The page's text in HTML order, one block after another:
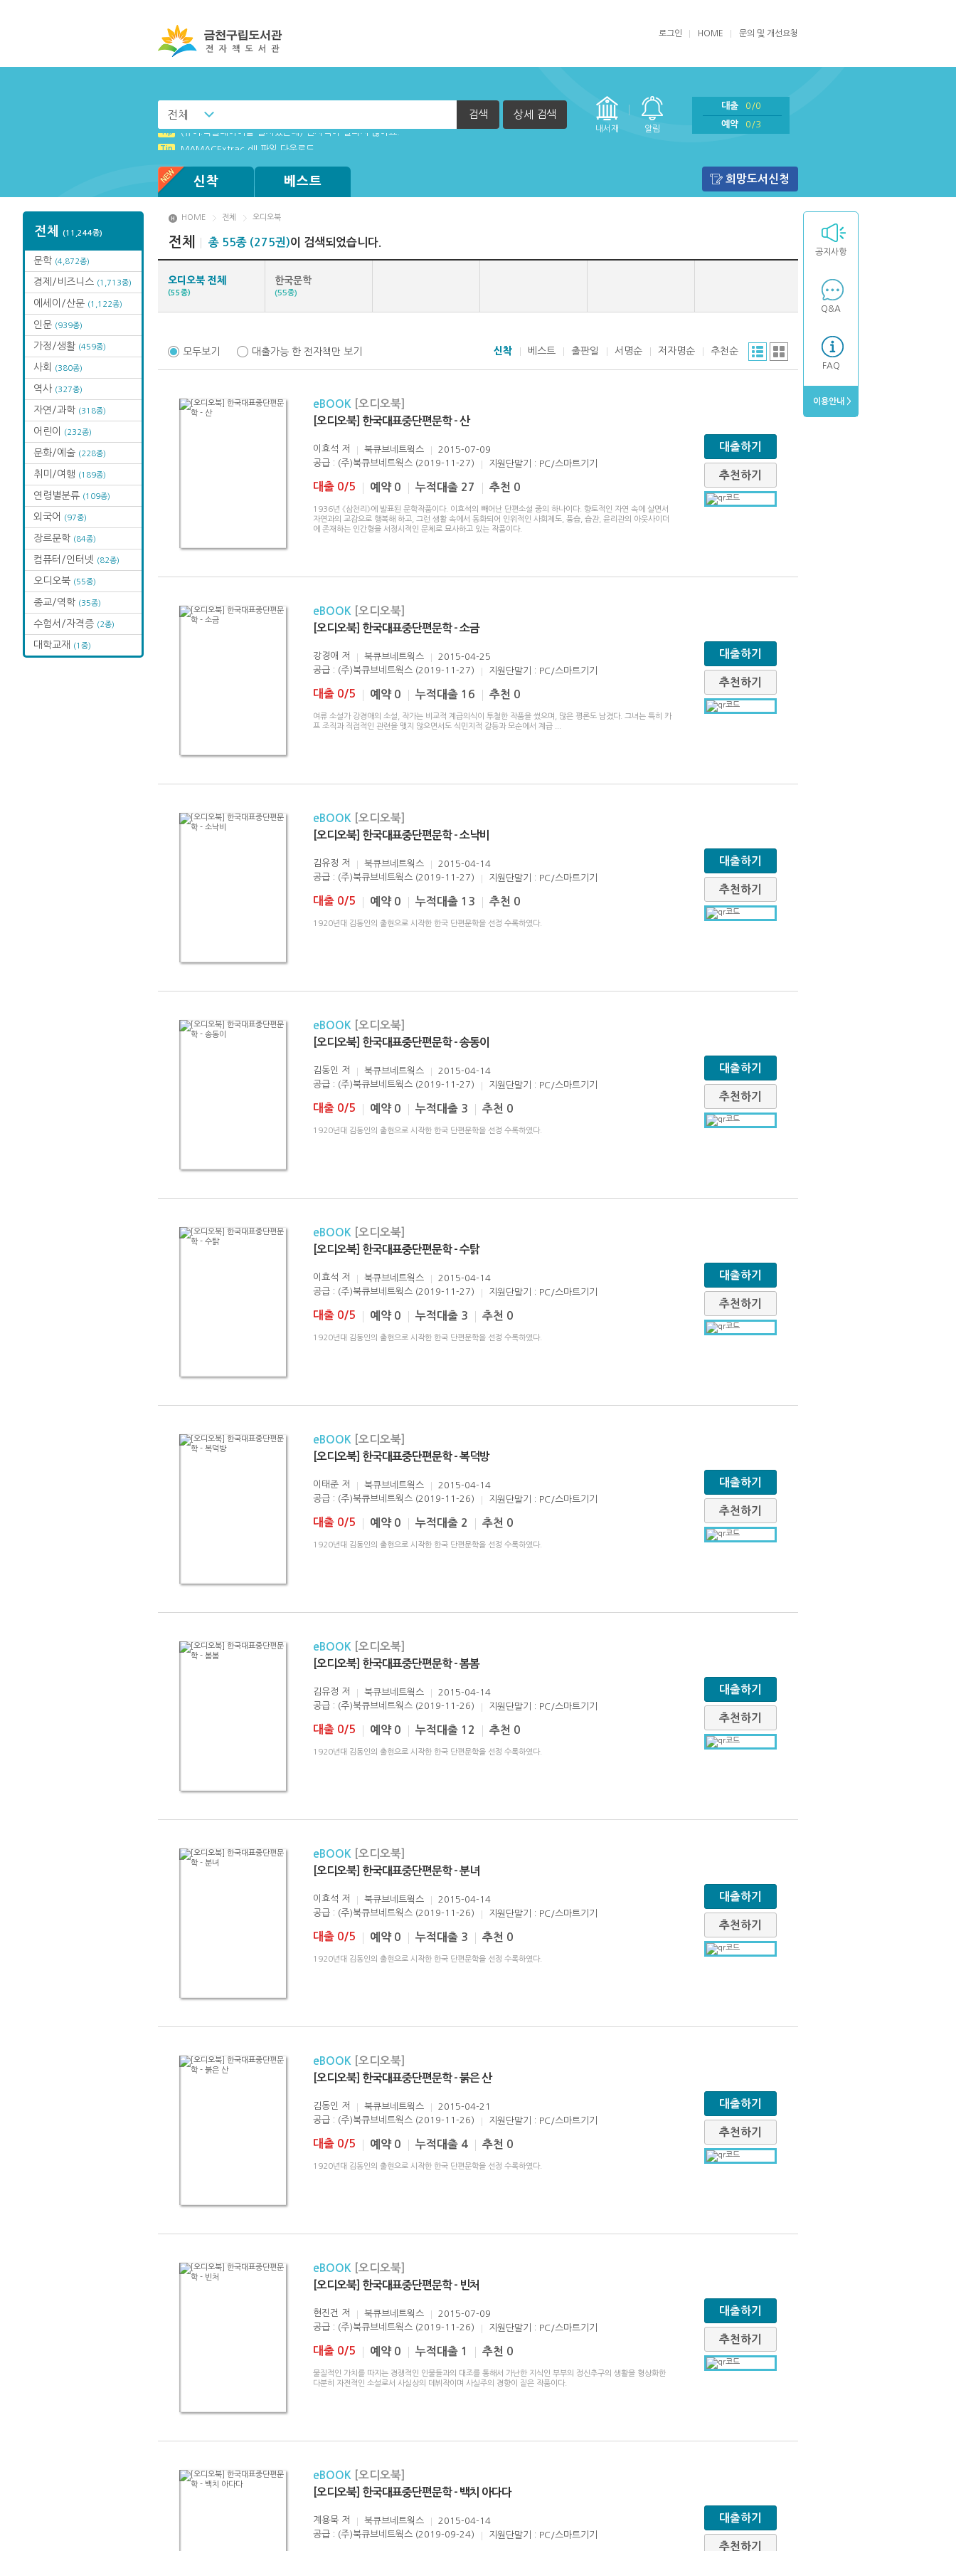
로그인 HOME 문의 및 개선요청
전체 검색 상세 검색
내서재 알림
대출
0/0
예약
0/3
신착 베스트 희망도서신청
전체 (11,244종)
문학 (4,872종)
경제/비즈니스 (1,713종)
에세이/산문 (1,122종)
인문 (939종)
가정/생활 (459종)
사회 (380종)
역사 (327종)
자연/과학 (318종)
어린이 (232종)
문화/예술 (228종)
취미/여행 (189종)
연령별분류 (109종)
외국어 (97종)
장르문학 (84종)
컴퓨터/인터넷 (82종)
오디오북 (55종)
종교/역학 (35종)
수험서/자격증 (2종)
대학교재 (1종)
공지사항
Q&A
FAQ
이용안내 >
HOME 전체 오디오북
전체 총 55종 (275권)이 검색되었습니다.
오디오북 전체
(55종)
한국문학
(55종)
모두보기 대출가능 한 전자책만 보기 신착 베스트 출판일 서명순 저자명순 추천순
eBOOK
[오디오북]
[오디오북] 한국대표중단편문학 - 산
이효석 저 북큐브네트웍스
2015-07-09
공급 : (주)북큐브네트웍스 (2019-11-27)
지원단말기 : PC/스마트기기
대출 0/5 예약 0 누적대출 27 추천 0
1936년 《삼천리》에 발표된 문학작품이다. 이효석의 빼어난 단편소설 중의 하나이다. 향토적인 자연 속에 살면서
자연과의 교감으로 행복해 하고, 그런 생활 속에서 동화되어 인위적인 사회제도, 풍습, 습관, 윤리관의 아웃사이더
에 존재하는 인간형을 서정시적인 문체로 묘사하고 있는 작품이다.
대출하기
추천하기
eBOOK
[오디오북]
[오디오북] 한국대표중단편문학 - 소금
강경애 저 북큐브네트웍스
2015-04-25
공급 : (주)북큐브네트웍스 (2019-11-27)
지원단말기 : PC/스마트기기
대출 0/5 예약 0 누적대출 16 추천 0
여류 소설가 강경애의 소설, 작가는 비교적 계급의식이 투철한 작품을 썼으며, 많은 평론도 남겼다. 그녀는 특히 카
프 조직과 직접적인 관련을 맺지 않으면서도 식민지적 갈등과 모순에서 계급
대출하기
추천하기
eBOOK
[오디오북]
[오디오북] 한국대표중단편문학 - 소낙비
김유정 저 북큐브네트웍스
2015-04-14
공급 : (주)북큐브네트웍스 (2019-11-27)
지원단말기 : PC/스마트기기
대출 0/5 예약 0 누적대출 13 추천 0
1920년대 김동인의 출현으로 시작한 한국 단편문학을 선정 수록하였다.
대출하기
추천하기
eBOOK
[오디오북]
[오디오북] 한국대표중단편문학 - 송동이
김동인 저 북큐브네트웍스
2015-04-14
공급 : (주)북큐브네트웍스 (2019-11-27)
지원단말기 : PC/스마트기기
대출 0/5 예약 0 누적대출 3 추천 0
1920년대 김동인의 출현으로 시작한 한국 단편문학을 선정 수록하였다.
대출하기
추천하기
eBOOK
[오디오북]
[오디오북] 한국대표중단편문학 - 수탉
이효석 저 북큐브네트웍스
2015-04-14
공급 : (주)북큐브네트웍스 (2019-11-27)
지원단말기 : PC/스마트기기
대출 0/5 예약 0 누적대출 3 추천 0
1920년대 김동인의 출현으로 시작한 한국 단편문학을 선정 수록하였다.
대출하기
추천하기
eBOOK
[오디오북]
[오디오북] 한국대표중단편문학 - 복덕방
이태준 저 북큐브네트웍스
2015-04-14
공급 : (주)북큐브네트웍스 (2019-11-26)
지원단말기 : PC/스마트기기
대출 0/5 예약 0 누적대출 2 추천 0
1920년대 김동인의 출현으로 시작한 한국 단편문학을 선정 수록하였다.
대출하기
추천하기
eBOOK
[오디오북]
[오디오북] 한국대표중단편문학 - 봄봄
김유정 저 북큐브네트웍스
2015-04-14
공급 : (주)북큐브네트웍스 (2019-11-26)
지원단말기 : PC/스마트기기
대출 0/5 예약 0 누적대출 12 추천 0
1920년대 김동인의 출현으로 시작한 한국 단편문학을 선정 수록하였다.
대출하기
추천하기
eBOOK
[오디오북]
[오디오북] 한국대표중단편문학 - 분녀
이효석 저 북큐브네트웍스
2015-04-14
공급 : (주)북큐브네트웍스 (2019-11-26)
지원단말기 : PC/스마트기기
대출 0/5 예약 0 누적대출 3 추천 0
1920년대 김동인의 출현으로 시작한 한국 단편문학을 선정 수록하였다.
대출하기
추천하기
eBOOK
[오디오북]
[오디오북] 한국대표중단편문학 - 붉은 산
김동인 저 북큐브네트웍스
2015-04-21
공급 : (주)북큐브네트웍스 (2019-11-26)
지원단말기 : PC/스마트기기
대출 0/5 예약 0 누적대출 4 추천 0
1920년대 김동인의 출현으로 시작한 한국 단편문학을 선정 수록하였다.
대출하기
추천하기
eBOOK
[오디오북]
[오디오북] 한국대표중단편문학 - 빈처
현진건 저 북큐브네트웍스
2015-07-09
공급 : (주)북큐브네트웍스 (2019-11-26)
지원단말기 : PC/스마트기기
대출 0/5 예약 0 누적대출 1 추천 0
물질적인 가치를 따지는 경쟁적인 인물들과의 대조를 통해서 가난한 지식인 부부의 정신추구의 생활을 형상화한
다분히 자전적인 소설로서 사실상의 데뷔작이며 사실주의 경향이 짙은 작품이다.
대출하기
추천하기
eBOOK
[오디오북]
[오디오북] 한국대표중단편문학 - 백치 아다다
계용묵 저 북큐브네트웍스
2015-04-14
공급 : (주)북큐브네트웍스 (2019-09-24)
지원단말기 : PC/스마트기기
대출하기
추천하기